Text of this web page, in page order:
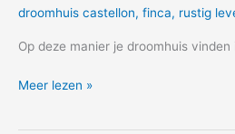
droomhuis castellon, finca, rustig
Op deze manier je droomhuis
Hoe
Meer lezen »